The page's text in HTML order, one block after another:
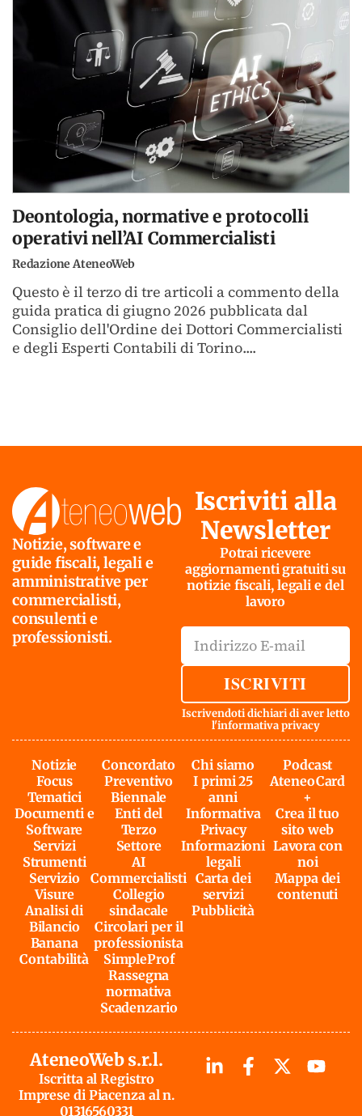
Deontologia, normative e protocolli
operativi nell’AI Commercialisti
Redazione AteneoWeb
Questo è il terzo di tre articoli a commento della
guida pratica di giugno 2026 pubblicata dal
Consiglio dell'Ordine dei Dottori Commercialisti
e degli Esperti Contabili di Torino....
Notizie, software e
guide fiscali, legali e
amministrative per
commercialisti,
consulenti e
professionisti.
Iscriviti alla
Newsletter
Potrai ricevere
aggiornamenti gratuiti su
notizie fiscali, legali e del
lavoro
ISCRIVITI
Iscrivendoti dichiari di aver letto
l'informativa privacy
Notizie
Focus
Tematici
Documenti e
Software
Servizi
Strumenti
Servizio
Visure
Analisi di
Bilancio
Banana
Contabilità
Concordato
Preventivo
Biennale
Enti del
Terzo
Settore
AI
Commercialisti
Collegio
sindacale
Circolari per il
professionista
SimpleProf
Rassegna
normativa
Scadenzario
Chi siamo
I primi 25
anni
Informativa
Privacy
Informazioni
legali
Carta dei
servizi
Pubblicità
Podcast
AteneoCard
+
Crea il tuo
sito web
Lavora con
noi
Mappa dei
contenuti
AteneoWeb s.r.l.
Iscritta al Registro
Imprese di Piacenza al n.
01316560331